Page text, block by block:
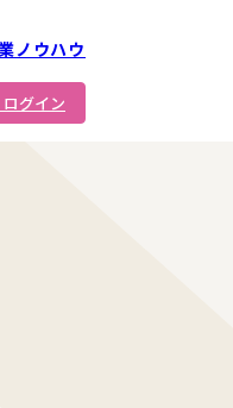
ノウハウ
グイン